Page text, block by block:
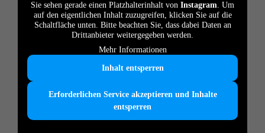
Sie sehen gerade einen Platzhalterinhalt von Instagram. Um
auf den eigentlichen Inhalt zuzugreifen, klicken Sie auf die
Schaltfläche unten. Bitte beachten Sie, dass dabei Daten an
Drittanbieter weitergegeben werden.
Mehr Informationen
Inhalt entsperren
Erforderlichen Service akzeptieren und Inhalte
entsperren